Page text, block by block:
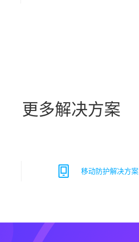
更多解决方案
移动防护解决方案